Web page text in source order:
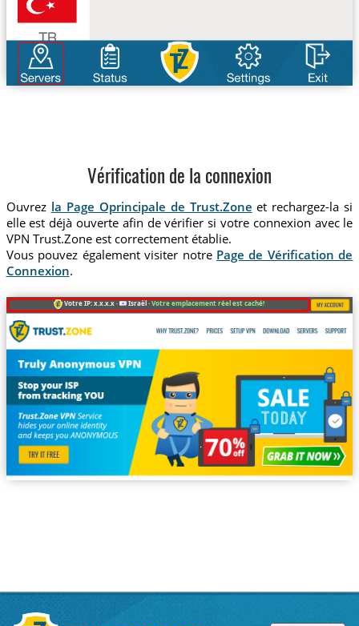
Vérification de la connexion
Ouvrez la Page Oprincipale de Trust.Zone et rechargez-la si
elle est déjà ouverte afin de vérifier si votre connexion avec le
VPN Trust.Zone est correctement établie.
Vous pouvez également visiter notre Page de Vérification de
Connexion.
Votre IP: x.x.x.x · Israël ·Votre emplacement réel est caché!